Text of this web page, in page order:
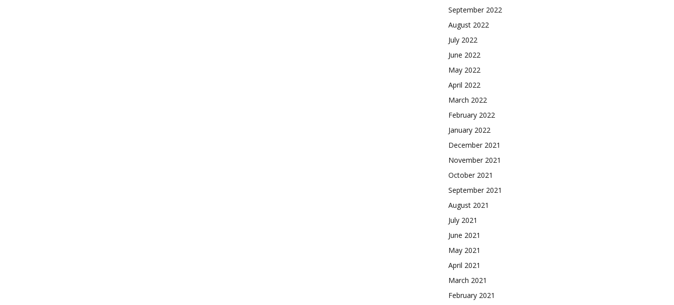
September 2022
August 2022
July 2022
June 2022
May 2022
April 2022
March 2022
February 2022
January 2022
December 2021
November 2021
October 2021
September 2021
August 2021
July 2021
June 2021
May 2021
April 2021
March 2021
February 2021